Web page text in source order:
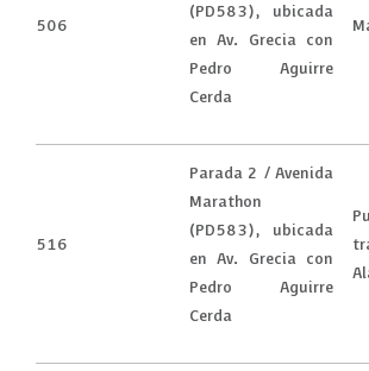
506
(PD583), ubicada
en Av. Grecia con
Pedro Aguirre
Cerda
516
Parada 2 / Avenida
Marathon
(PD583), ubicada
en Av. Grecia con
Pedro Aguirre
Cerda